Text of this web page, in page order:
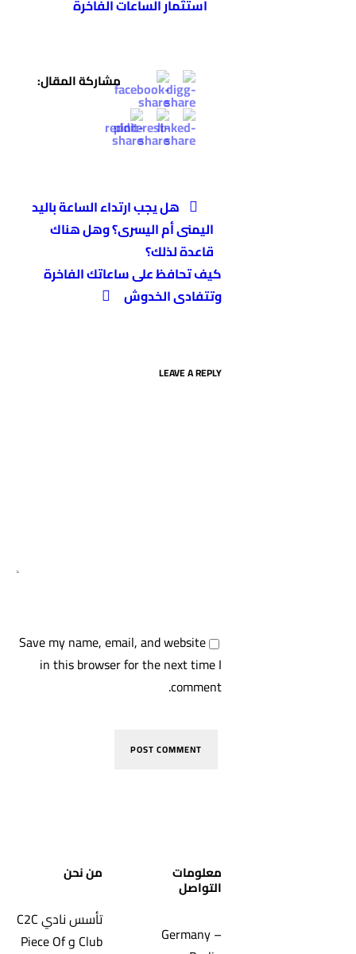
استثمار الساعات الفاخرة
مشاركة المقال:
هل يجب ارتداء الساعة باليد
اليمنى أم اليسرى؟ وهل هناك
قاعدة لذلك؟
كيف تحافظ على ساعاتك الفاخرة
وتتفادى الخدوش
LEAVE A REPLY
Save my name, email, and website
in this browser for the next time I
comment.
من نحن
تأسس نادي C2C
Club و Piece Of
معلومات
التواصل
Germany –